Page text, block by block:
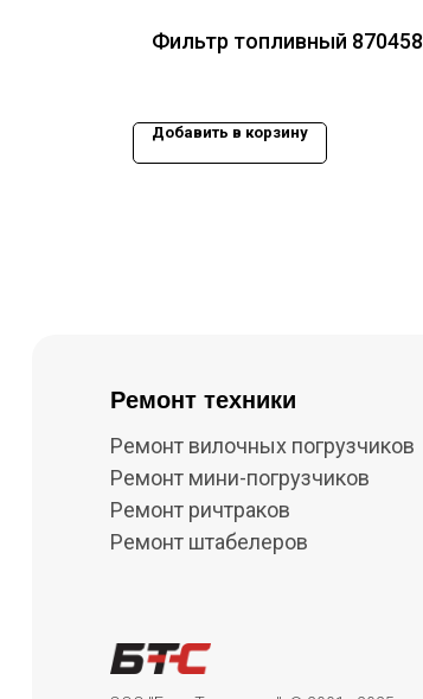
Фильтр топливный 870458
Добавить в корзину
Ремонт вилочных погрузчиков
Ремонт мини-погрузчиков
Ремонт ричтраков
Ремонт штабелеров
Ремонт техники